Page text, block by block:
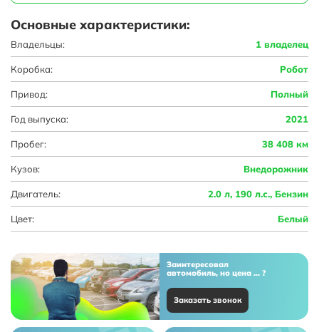
Основные характеристики:
Владельцы: 1 владелец
Коробка: Робот
Привод: Полный
Год выпуска: 2021
Пробег: 38 408 км
Кузов: Внедорожник
Двигатель: 2.0 л, 190 л.с., Бензин
Цвет: Белый
Заинтересовал
автомобиль, но цена ... ?
Заказать звонок